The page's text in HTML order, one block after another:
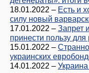
18.01.2022 – Есть и
силу новый
17.01.2022 – Запрет
принести пользу
15.01.2022 –
украинских
14.01.2022 –